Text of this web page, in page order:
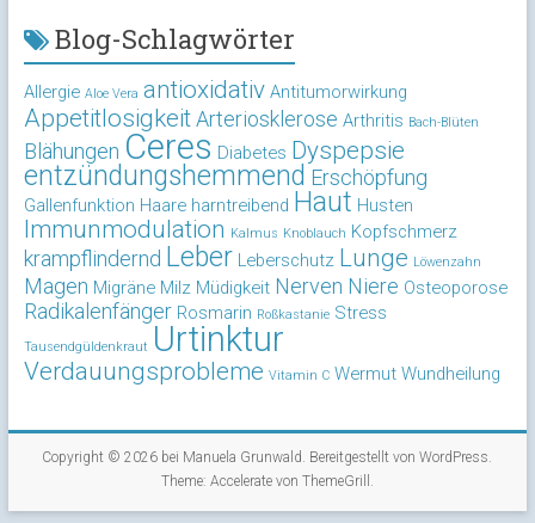
Blog-Schlagwörter
Allergie Aloe Vera antioxidativ Antitumorwirkung
Appetitlosigkeit Arteriosklerose Arthritis Bach-Blüten
Blähungen Ceres Diabetes Dyspepsie
entzündungshemmend Erschöpfung
Gallenfunktion Haare harntreibend Haut Husten
Immunmodulation Kalmus Knoblauch Kopfschmerz
krampflindernd Leber Leberschutz Lunge Löwenzahn
Magen Migräne Milz Müdigkeit Nerven Niere Osteoporose
Radikalenfänger Rosmarin Roßkastanie Stress
Tausendgüldenkraut Urtinktur
Verdauungsprobleme Vitamin C Wermut Wundheilung
Copyright © 2026 bei Manuela Grunwald . Bereitgestellt vonWordPress
Theme: Accelerate von ThemeGrill